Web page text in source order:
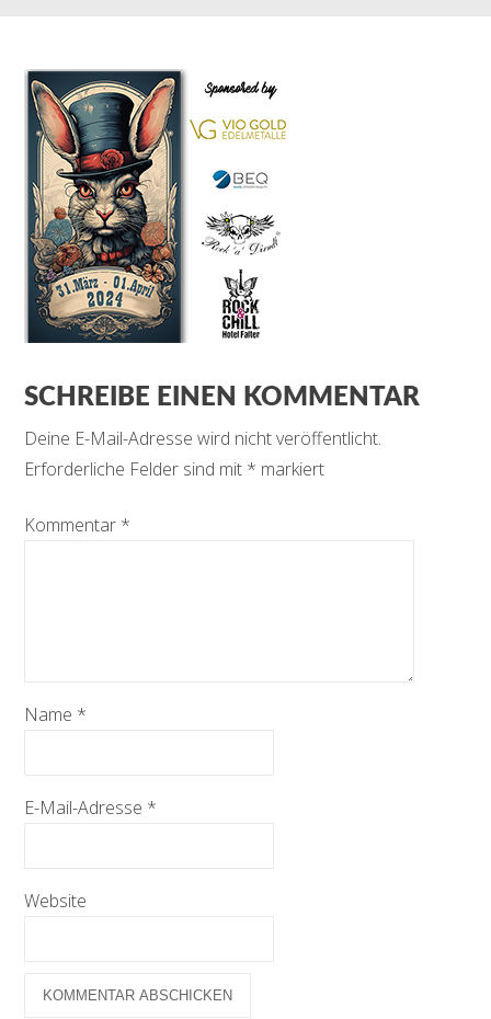
SCHREIBE EINEN KOMMENTAR
Deine E-Mail-Adresse wird nicht veröffentlicht.
Erforderliche Felder sind mit * markiert
Kommentar *
Name *
E-Mail-Adresse *
Website